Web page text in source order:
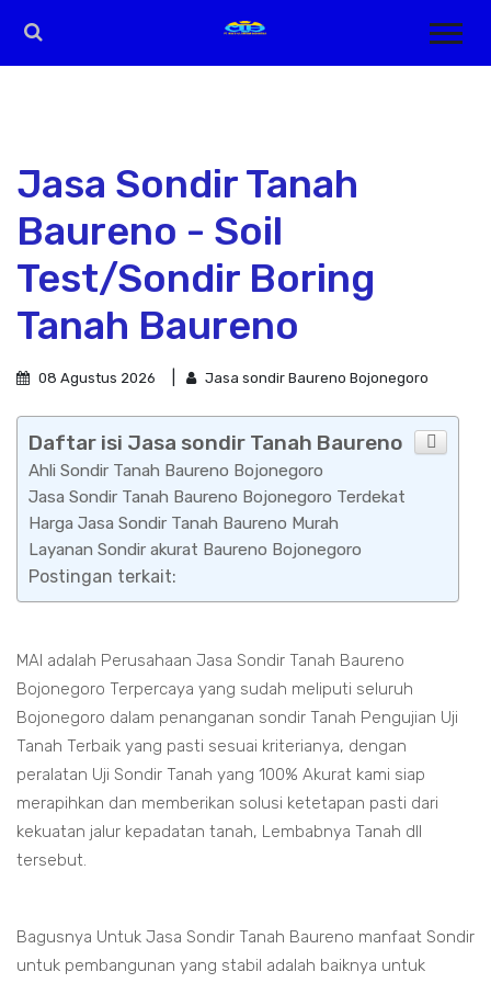
Jasa Sondir Tanah
Baureno - Soil
Test/Sondir Boring
Tanah Baureno
08 Agustus 2026 Jasa sondir Baureno Bojonegoro
Daftar isi Jasa sondir Tanah Baureno
Ahli Sondir Tanah Baureno Bojonegoro
Jasa Sondir Tanah Baureno Bojonegoro Terdekat
Harga Jasa Sondir Tanah Baureno Murah
Layanan Sondir akurat Baureno Bojonegoro
Postingan terkait:
MAI adalah Perusahaan Jasa Sondir Tanah Baureno
Bojonegoro Terpercaya yang sudah meliputi seluruh
Bojonegoro dalam penanganan sondir Tanah Pengujian Uji
Tanah Terbaik yang pasti sesuai kriterianya, dengan
peralatan Uji Sondir Tanah yang 100% Akurat kami siap
merapihkan dan memberikan solusi ketetapan pasti dari
kekuatan jalur kepadatan tanah, Lembabnya Tanah dll
tersebut.
Bagusnya Untuk Jasa Sondir Tanah Baureno manfaat Sondir
untuk pembangunan yang stabil adalah baiknya untuk